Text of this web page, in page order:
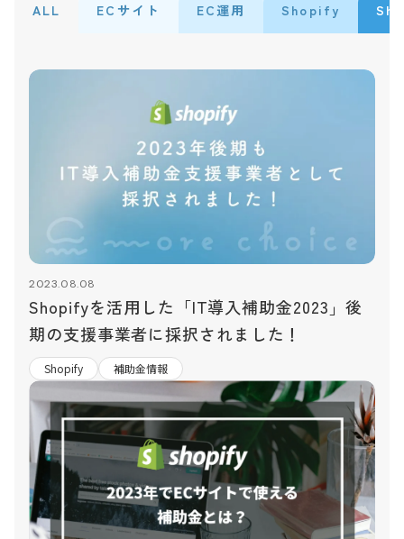
ALL ECサイト EC運用 Shopify
2023.08.08
Shopifyを活用した「IT導入補助金2023」後
期の支援事業者に採択されました！
Shopify 補助金情報